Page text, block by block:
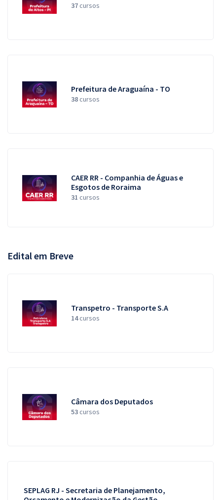
37cursos
Prefeitura de Araguaína - TO
38cursos
CAER RR - Companhia de Águas e
Esgotos de Roraima
31 cursos
Edital em Breve
Transpetro - Transporte S.A
14cursos
Câmara dos Deputados
53cursos
SEPLAG RJ - Secretaria de Planejamento,